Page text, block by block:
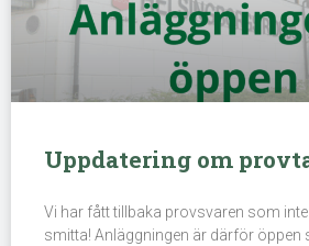
Uppdatering om
Vi har fått tillbaka provsvaren som
smitta! Anläggningen är därför öppen